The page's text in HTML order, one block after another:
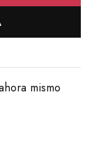
mismo